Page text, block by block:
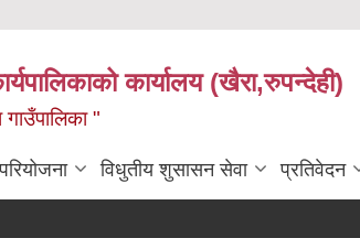
कार्यालय (खैरा,रुपन्देही)
"
विधुतीय शुसासन सेवा प्रतिवेदन